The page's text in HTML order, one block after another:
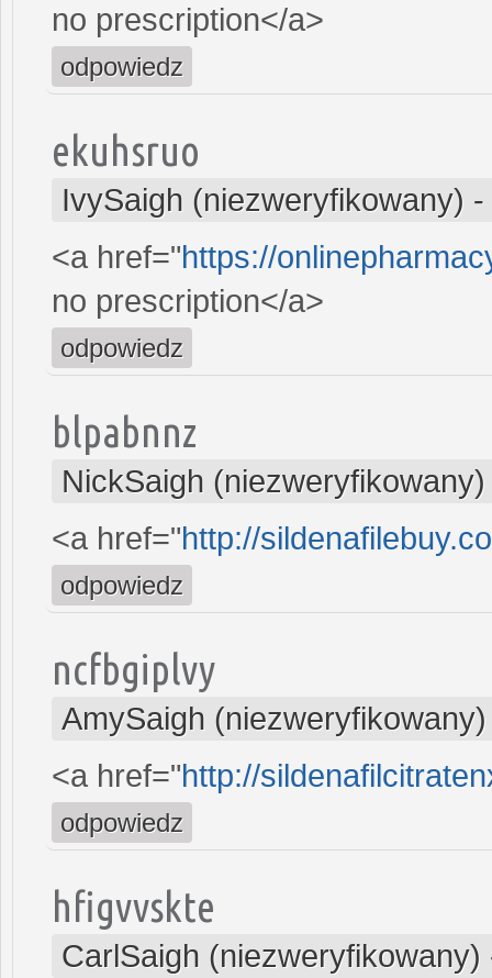
no prescription</a>
odpowiedz
ekuhsruo
IvySaigh (niezweryfikowany) -
<a href="https://
no prescription</a>
odpowiedz
blpabnnz
NickSaigh (niezweryfikowany)
<a href="http://
odpowiedz
ncfbgiplvy
AmySaigh (niezweryfikowany)
<a href="http://
odpowiedz
hfigvvskte
CarlSaigh (niezweryfikowany)